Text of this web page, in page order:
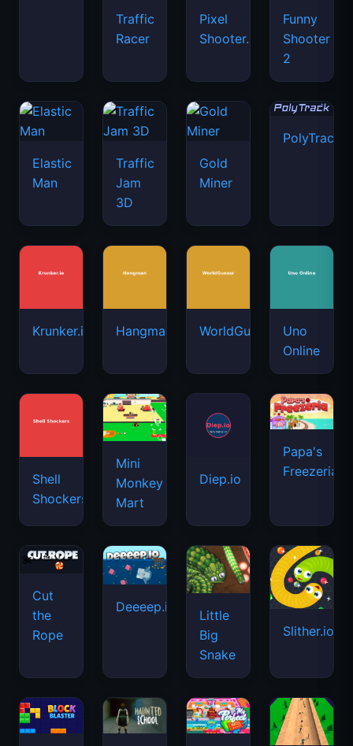
Traffic
Racer
Pixel
Shooter.IO
Funny
Shooter
2
Elastic
Man
Traffic
Jam
3D
Gold
Miner
PolyTrack
Krunker.io Hangman WorldGuessr
Uno
Online
Shell
Shockers
Mini
Monkey
Mart
Diep.io
Papa's
Freezeria
Cut
the
Rope
Deeeep.io
Little
Big
Snake
Slither.io